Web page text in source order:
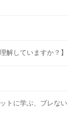
解していますか？】
トに学ぶ、ブレない